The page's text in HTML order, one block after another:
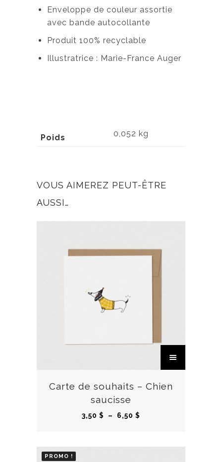
Enveloppe de couleur assortie
avec bande autocollante
Produit 100% recyclable
Illustratrice : Marie-France Auger
Poids 0,052 kg
VOUS AIMEREZ PEUT-ÊTRE
AUSSI…
Carte de souhaits – Chien
saucisse
3,50 $ – 6,50 $
C
e
p
r
t
PROMO !